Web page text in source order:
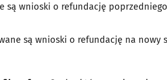
są wnioski o refundację
są wnioski o refundację na nowy